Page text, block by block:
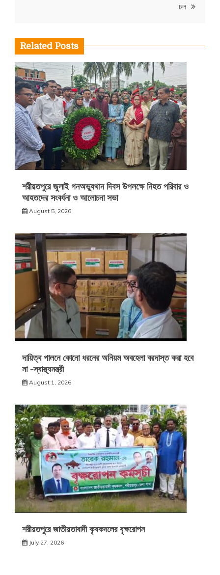
ঢল
Related Posts
শরীয়তপুরে জুলাই গনঅভ্যুথান দিবস উপলক্ষে নিহত পরিবার ও
আহতদের সংবর্ধনা ও আলোচনা সভা
August 5, 2026
দায়িত্ব পালনে কোনো ধরনের অনিয়ম অবহেলা বরদাস্ত করা হবে
না -স্বাস্থ্যমন্ত্রী
August 1, 2026
শরীয়তপুরে জাতীয়তাবাদী কৃষকদলের বৃক্ষরোপন
July 27, 2026